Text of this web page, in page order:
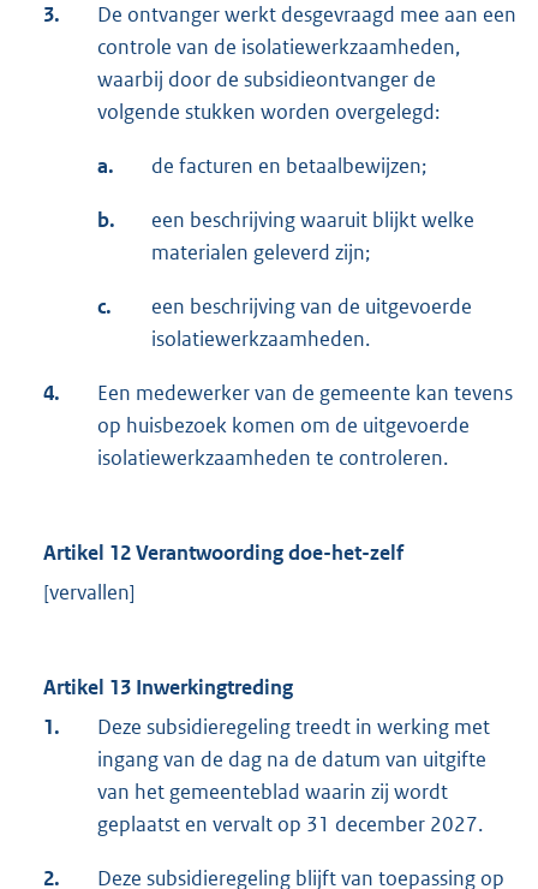
3.
De ontvanger werkt desgevraagd mee aan een
controle van de isolatiewerkzaamheden,
waarbij door de subsidieontvanger de
volgende stukken worden overgelegd:
a. de facturen en betaalbewijzen;
b.
een beschrijving waaruit blijkt welke
materialen geleverd zijn;
c.
een beschrijving van de uitgevoerde
isolatiewerkzaamheden.
4.
Een medewerker van de gemeente kan tevens
op huisbezoek komen om de uitgevoerde
isolatiewerkzaamheden te controleren.
Artikel 12 Verantwoording doe-het-zelf
[vervallen]
Artikel 13 Inwerkingtreding
1.
Deze subsidieregeling treedt in werking met
ingang van de dag na de datum van uitgifte
van het gemeenteblad waarin zij wordt
geplaatst en vervalt op 31 december 2027.
2. Deze subsidieregeling blijft van toepassing op